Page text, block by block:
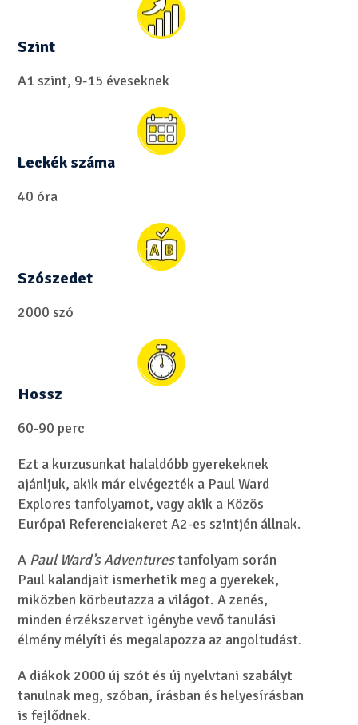
Szint
A1 szint, 9-15 éveseknek
Leckék száma
40 óra
Szószedet
2000 szó
Hossz
60-90 perc
Ezt a kurzusunkat halaldóbb gyerekeknek
ajánljuk, akik már elvégezték a Paul Ward
Explores tanfolyamot, vagy akik a Közös
Európai Referenciakeret A2-es szintjén állnak.
A Paul Ward’s Adventurestanfolyam során
Paul kalandjait ismerhetik meg a gyerekek,
miközben körbeutazza a világot. A zenés,
minden érzékszervet igénybe vevő tanulási
élmény mélyíti és megalapozza az angoltudást.
A diákok 2000 új szót és új nyelvtani szabályt
tanulnak meg, szóban, írásban és helyesírásban
is fejlődnek.